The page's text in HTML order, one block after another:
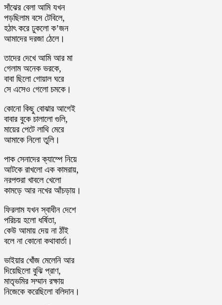
সাঁঝের বেলা আমি যখন
পড়ছিলাম বসে টেবিলে,
হঠাৎ করে ঢুকলো ক’জন
আমাদের দরজা ঠেলে।
তাদের দেখে আমি আর মা
গেলাম অনেক ভরকে,
বাবা ছিলো গোয়াল ঘরে
সে এসেও গেলো চমকে।
কোনো কিছু বোঝার আগেই
বাবার বুকে চালালো গুলি,
মায়ের পেটে লাথি মেরে
আমাকে নিলো তুলি।
পাক সেনাদের ক্যাম্পে নিয়ে
আটকে রাখলো এক কামরায়,
নরপশুরা খাবলে খেলো
কামড়ে আর নখের আঁচড়ায়।
ফিরলাম যখন স্বাধীন দেশে
পরিচয় হলো ধর্ষিতা,
কেউ আমায় দেয় না ঠাঁই
বলে না কোনো কথাবার্তা।
ভাইয়ার খোঁজ মেলেনি আর
দিয়েছিলো বুঝি প্রাণ,
মাতৃভমির সম্মান রক্ষায়
নিজেকে করেছিলো বলিদান।